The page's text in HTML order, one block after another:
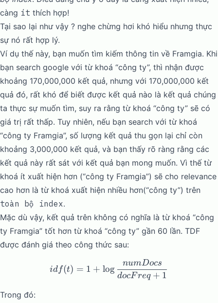
càng ít thích hợp!
Tại sao lại như vậy ? nghe chừng hơi khó hiểu nhưng thực
sự nó rất hợp lý.
Ví dụ thế này, bạn muốn tìm kiếm thông tin về Framgia. Khi
bạn search google với từ khoá “công ty”, thì nhận được
khoảng 170,000,000 kết quả, nhưng với 170,000,000 kết
quả đó, rất khó để biết được kết quả nào là kết quả chúng
ta thực sự muốn tìm, suy ra rằng từ khoá “công ty” sẽ có
giá trị rất thấp. Tuy nhiên, nếu bạn search với từ khoá
“công ty Framgia”, số lượng kết quả thu gọn lại chỉ còn
khoảng 3,000,000 kết quả, và bạn thấy rõ ràng rằng các
kết quả này rất sát với kết quả bạn mong muốn. Vì thế từ
khoá ít xuất hiện hơn (“công ty Framgia”) sẽ cho relevance
cao hơn là từ khoá xuất hiện nhiều hơn(“công ty”) trên
toàn bộ index.
Mặc dù vậy, kết quả trên không có nghĩa là từ khoá “công
ty Framgia” tốt hơn từ khoá “công ty” gần 60 lần. TDF
được đánh giá theo công thức sau:
idf(t) = 1 +
idf(t) = 1 + log
docF req + 1
numDocs
Trong đó: